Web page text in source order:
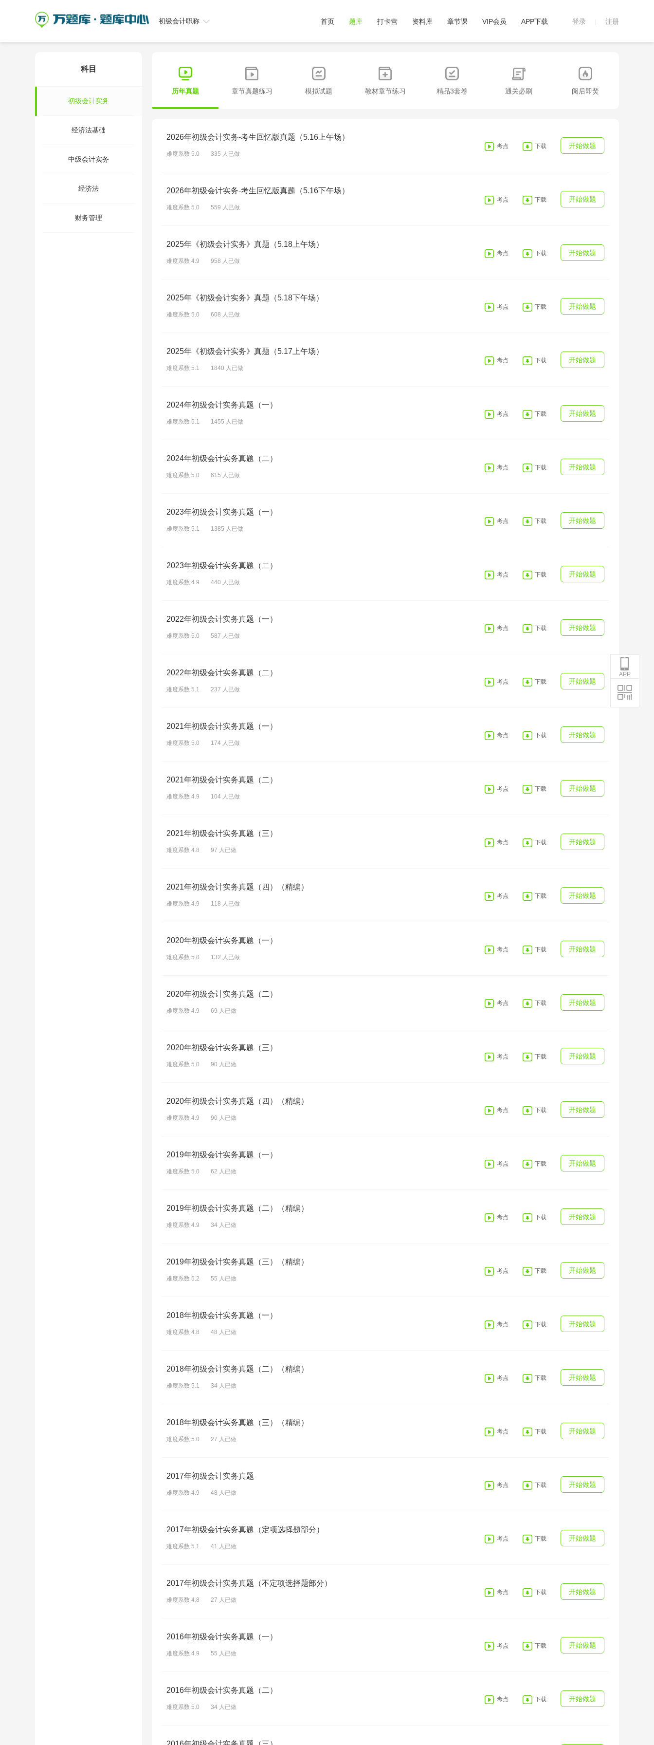
登录 注册
首页 题库 打卡营 资料库 章节课 VIP会员 APP下载
初级会计职称
APP
科目
初级会计实务
经济法基础
中级会计实务
经济法
财务管理
历年真题 章节真题练习 模拟试题 教材章节练习 精品3套卷 通关必刷 阅后即焚
2026年初级会计实务-考生回忆版真题（5.16上午场）
难度系数 5.0 335 人已做
考点 下载 开始做题
2026年初级会计实务-考生回忆版真题（5.16下午场）
难度系数 5.0 559 人已做
考点 下载 开始做题
2025年《初级会计实务》真题（5.18上午场）
难度系数 4.9 958 人已做
考点 下载 开始做题
2025年《初级会计实务》真题（5.18下午场）
难度系数 5.0 608 人已做
考点 下载 开始做题
2025年《初级会计实务》真题（5.17上午场）
难度系数 5.1 1840 人已做
考点 下载 开始做题
2024年初级会计实务真题（一）
难度系数 5.1 1455 人已做
考点 下载 开始做题
2024年初级会计实务真题（二）
难度系数 5.0 615 人已做
考点 下载 开始做题
2023年初级会计实务真题（一）
难度系数 5.1 1385 人已做
考点 下载 开始做题
2023年初级会计实务真题（二）
难度系数 4.9 440 人已做
考点 下载 开始做题
2022年初级会计实务真题（一）
难度系数 5.0 587 人已做
考点 下载 开始做题
2022年初级会计实务真题（二）
难度系数 5.1 237 人已做
考点 下载 开始做题
2021年初级会计实务真题（一）
难度系数 5.0 174 人已做
考点 下载 开始做题
2021年初级会计实务真题（二）
难度系数 4.9 104 人已做
考点 下载 开始做题
2021年初级会计实务真题（三）
难度系数 4.8 97 人已做
考点 下载 开始做题
2021年初级会计实务真题（四）（精编）
难度系数 4.9 118 人已做
考点 下载 开始做题
2020年初级会计实务真题（一）
难度系数 5.0 132 人已做
考点 下载 开始做题
2020年初级会计实务真题（二）
难度系数 4.9 69 人已做
考点 下载 开始做题
2020年初级会计实务真题（三）
难度系数 5.0 90 人已做
考点 下载 开始做题
2020年初级会计实务真题（四）（精编）
难度系数 4.9 90 人已做
考点 下载 开始做题
2019年初级会计实务真题（一）
难度系数 5.0 62 人已做
考点 下载 开始做题
2019年初级会计实务真题（二）（精编）
难度系数 4.9 34 人已做
考点 下载 开始做题
2019年初级会计实务真题（三）（精编）
难度系数 5.2 55 人已做
考点 下载 开始做题
2018年初级会计实务真题（一）
难度系数 4.8 48 人已做
考点 下载 开始做题
2018年初级会计实务真题（二）（精编）
难度系数 5.1 34 人已做
考点 下载 开始做题
2018年初级会计实务真题（三）（精编）
难度系数 5.0 27 人已做
考点 下载 开始做题
2017年初级会计实务真题
难度系数 4.9 48 人已做
考点 下载 开始做题
2017年初级会计实务真题（定项选择题部分）
难度系数 5.1 41 人已做
考点 下载 开始做题
2017年初级会计实务真题（不定项选择题部分）
难度系数 4.8 27 人已做
考点 下载 开始做题
2016年初级会计实务真题（一）
难度系数 4.9 55 人已做
考点 下载 开始做题
2016年初级会计实务真题（二）
难度系数 5.0 34 人已做
考点 下载 开始做题
APP